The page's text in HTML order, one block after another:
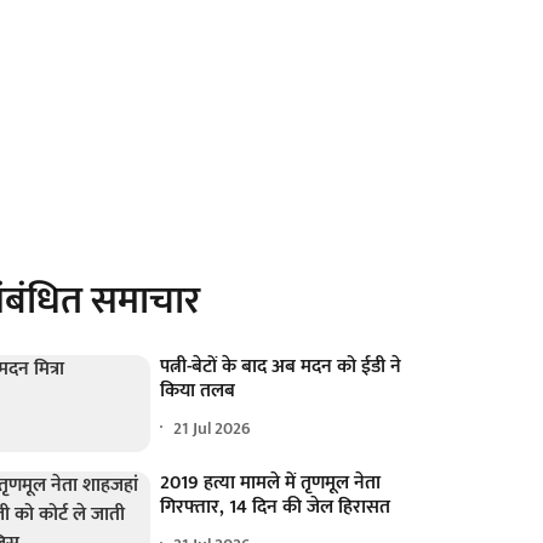
समाचार
पत्नी-बेटों के बाद अब मदन को ईडी ने
किया तलब
21 Jul 2026
2019 हत्या मामले में तृणमूल नेता
गिरफ्तार, 14 दिन की जेल हिरासत